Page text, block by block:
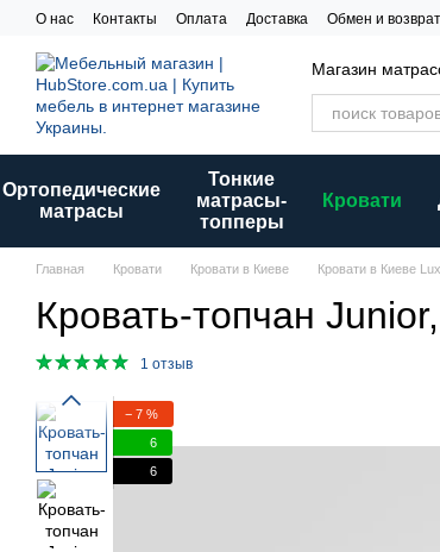
Перейти к основному контенту
О нас Контакты Оплата Доставка Обмен и возврат
Магазин
Ортопедические
матрасы
Тонкие
матрасы-
топперы
Кровати
Главная Кровати Кровати в Киеве Кровати в Киеве
Кровать-топчан
1 отзыв
− 7 %
6
6